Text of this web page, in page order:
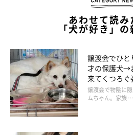
こんな時は一緒に走る！
あわせて読み
「犬が好き」
譲渡会でひと
才の保護犬→
来てくつろぐ
譲渡会で物陰に
ムちゃん。家族 …